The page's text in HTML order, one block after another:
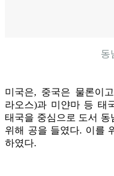
동
미국은, 중국은 물론이
라오스)과 미얀마 등 태
태국을 중심으로 도서 동
위해 공을 들였다. 이를
하였다.